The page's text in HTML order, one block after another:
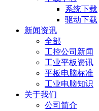
系统下载
驱动下载
新闻资讯
全部
工控公司新闻
工业平板资讯
平板电脑标准
工业电脑知识
关于我们
公司简介